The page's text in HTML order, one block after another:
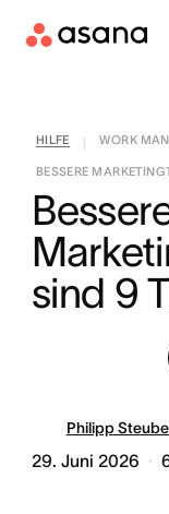
HILFE WORK
BESSERE
sind 9
Philipp
29. Juni 2026